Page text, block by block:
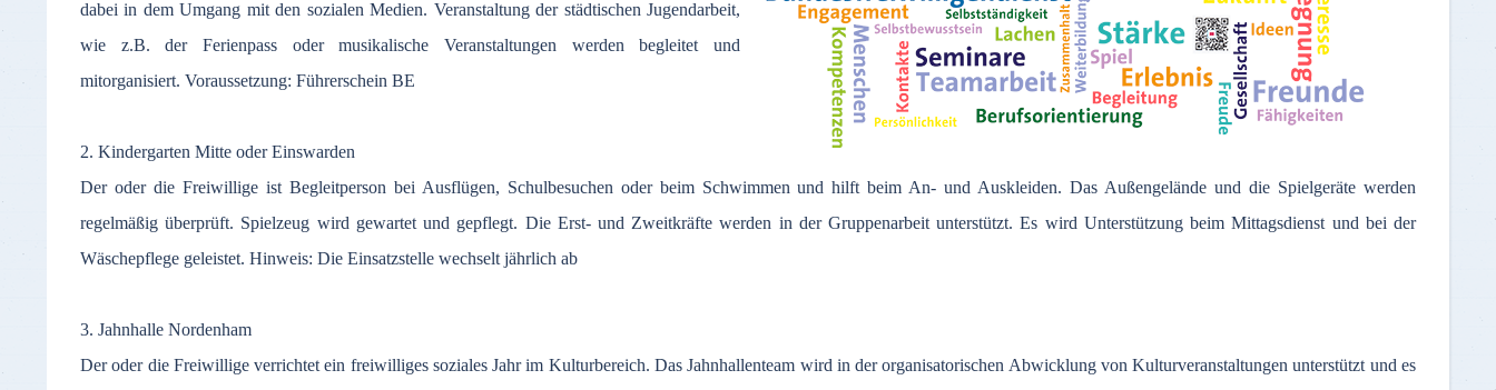
dabei in dem Umgang mit den sozialen Medien. Veranstaltung der städtischen Jugendarbeit,
wie z.B. der Ferienpass oder musikalische Veranstaltungen werden begleitet und
mitorganisiert. Voraussetzung: Führerschein BE
2. Kindergarten Mitte oder Einswarden
Der oder die Freiwillige ist Begleitperson bei Ausflügen, Schulbesuchen oder beim Schwimmen und hilft beim An- und Auskleiden. Das Außengelände und die Spielgeräte werden
regelmäßig überprüft. Spielzeug wird gewartet und gepflegt. Die Erst- und Zweitkräfte werden in der Gruppenarbeit unterstützt. Es wird Unterstützung beim Mittagsdienst und bei der
Wäschepflege geleistet. Hinweis: Die Einsatzstelle wechselt jährlich ab
3. Jahnhalle Nordenham
Der oder die Freiwillige verrichtet ein freiwilliges soziales Jahr im Kulturbereich. Das Jahnhallenteam wird in der organisatorischen Abwicklung von Kulturveranstaltungen unterstützt und es